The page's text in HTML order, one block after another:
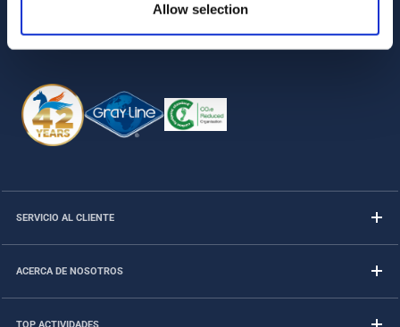
Allow selection
Siguenos en
SERVICIO AL CLIENTE
ACERCA DE NOSOTROS
TOP ACTIVIDADES